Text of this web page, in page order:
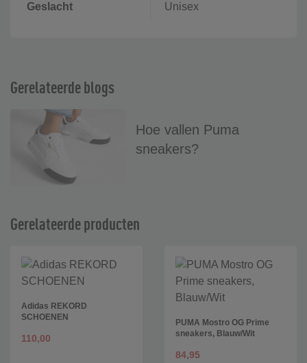
Geslacht Unisex
Gerelateerde blogs
Hoe vallen Puma
sneakers?
Gerelateerde producten
Adidas REKORD
SCHOENEN
110,00
PUMA Mostro OG Prime
sneakers, Blauw/Wit
84,95